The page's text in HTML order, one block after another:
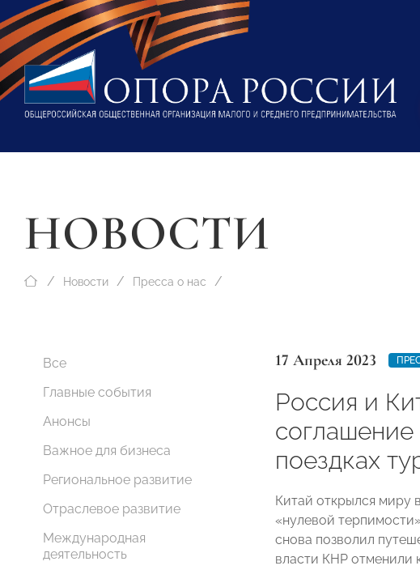
НОВОСТИ
Новости Пресса о нас
Все
Главные события
Анонсы
Важное для бизнеса
Региональное развитие
Отраслевое развитие
Международная
деятельность
17 Апреля 2023
Россия и
соглашение
поездках
Китай открылся миру
«нулевой
снова позволил
власти КНР отменили